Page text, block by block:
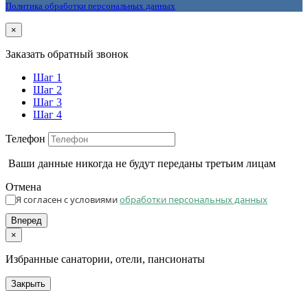
Политика обработки персональных данных
×
Заказать обратный звонок
Шаг 1
Шаг 2
Шаг 3
Шаг 4
Телефон
Ваши данные никогда не будут переданы третьим лицам
Отмена
Я согласен с условиямиобработки персональных данных
Вперед
×
Избранные санатории, отели, пансионаты
Закрыть